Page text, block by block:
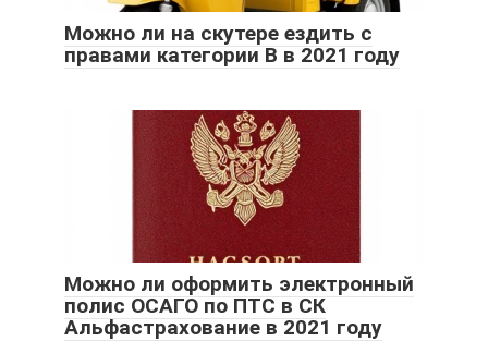
Можно ли на скутере ездить с
правами категории В в 2021 году
Можно ли оформить электронный
полис ОСАГО по ПТС в СК
Альфастрахование в 2021 году